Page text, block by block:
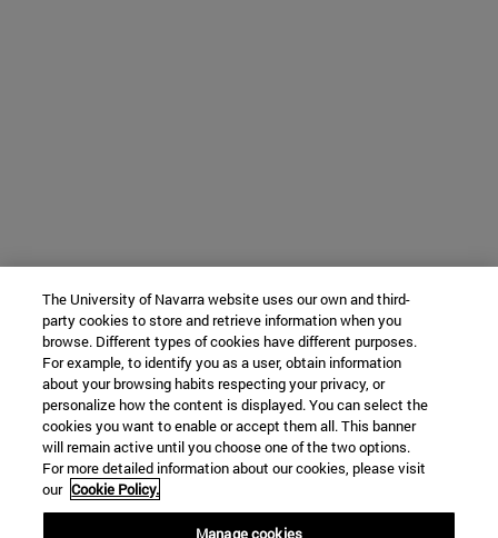
The University of Navarra website uses our own and third-
party cookies to store and retrieve information when you
browse. Different types of cookies have different purposes.
For example, to identify you as a user, obtain information
about your browsing habits respecting your privacy, or
personalize how the content is displayed. You can select the
cookies you want to enable or accept them all. This banner
will remain active until you choose one of the two options.
For more detailed information about our cookies, please visit
our Cookie Policy.
Manage cookies